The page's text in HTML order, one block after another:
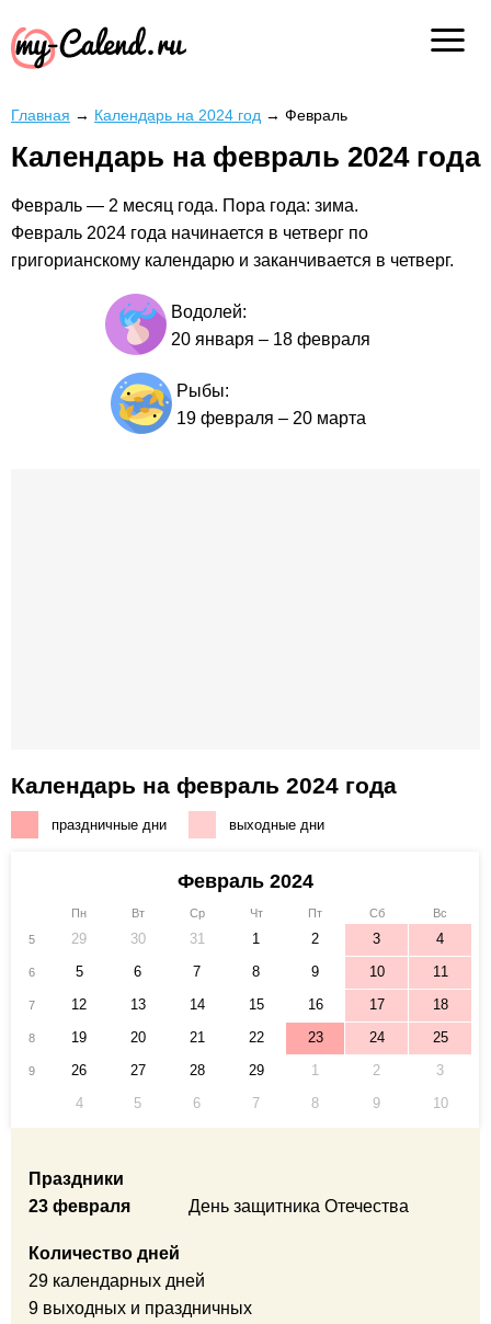
Главная → Календарь на 2024 год → Февраль
Календарь на февраль 2024 года
Февраль — 2 месяц года. Пора года: зима.
Февраль 2024 года начинается в четверг по
григорианскому календарю и заканчивается в четверг.
Водолей:
20 января – 18 февраля
Рыбы:
19 февраля – 20 марта
Календарь на февраль 2024 года
праздничные дни выходные дни
Февраль 2024
Пн Вт Ср Чт Пт Сб
Вс
5
29 30 31 1 2 3 4
6 5 6 7 8 9 10 11
7 12 13 14 15 16 17 18
8 19 20 21 22 23 24 25
9 26 27 28 29 1 2
3
4
5 6 7 8 9 10
Праздники
23 февраля
День защитника Отечества
Количество дней
29 календарных дней
9 выходных и праздничных